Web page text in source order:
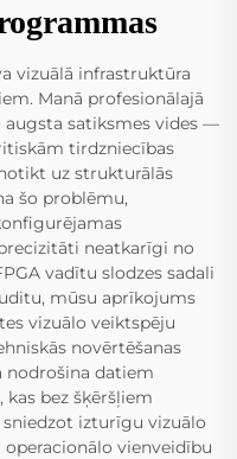
vizuālā infrastruktūra
Manā profesionālajā
satiksmes vides —
tirdzniecības
uz strukturālās
šo problēmu,
neatkarīgi no
vadītu slodzes sadali
mūsu aprīkojums
vizuālo veiktspēju
novērtēšanas
nodrošina datiem
bez šķēršļiem
izturīgu vizuālo
vienveidību